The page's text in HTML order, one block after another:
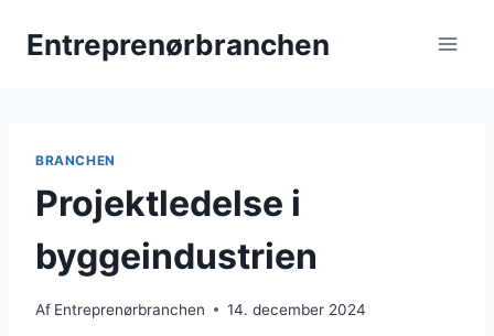
Entreprenørbranchen
BRANCHEN
Projektledelse i
byggeindustrien
Af Entreprenørbranchen 14. december 2024